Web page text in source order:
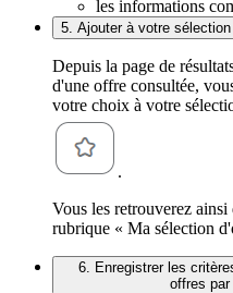
les informations
5. Ajouter à votre
Depuis la page de
d'une offre consultée,
votre choix à votre
.
Vous les retrouverez ainsi
rubrique « Ma sélection
6. Enregistrer les
offres par